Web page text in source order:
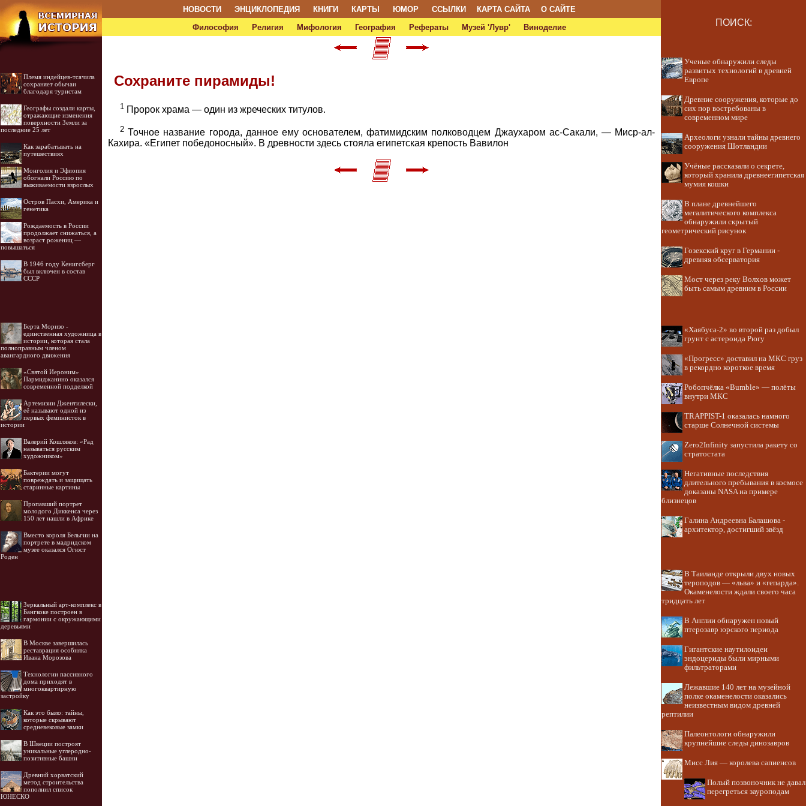
НОВОСТИ ЭНЦИКЛОПЕДИЯ КНИГИ КАРТЫ ЮМОР ССЫЛКИ КАРТА САЙТА
О САЙТЕ
Философия
Религия Мифология География Рефераты Музей 'Лувр' Виноделие ПОИСК:
Племя индейцев-тсачила
сохраняет обычаи
благодаря туристам
Географы создали карты,
отражающие изменения
поверхности Земли за
последние 25 лет
Как зарабатывать на
путешествиях
Монголия и Эфиопия
обогнали Россию по
выживаемости взрослых
Остров Пасхи, Америка и
генетика
Рождаемость в России
продолжает снижаться, а
возраст рожениц —
повышаться
В 1946 году Кенигсберг
был включен в состав
СССР
Берта Моризо -
единственная художница в
истории, которая стала
полноправным членом
авангардного движения
«Святой Иероним»
Пармиджанино оказался
современной подделкой
Артемизии Джентилески,
её называют одной из
первых феминисток в
истории
Валерий Кошляков: «Рад
называться русским
художником»
Бактерии могут
повреждать и защищать
старинные картины
Пропавший портрет
молодого Диккенса через
150 лет нашли в Африке
Вместо короля Бельгии на
портрете в мадридском
музее оказался Огюст
Роден
Зеркальный арт-комплекс в
Бангкоке построен в
гармонии с окружающими
деревьями
В Москве завершилась
реставрация особняка
Ивана Морозова
Технологии пассивного
дома приходят в
многоквартирную
застройку
Как это было: тайны,
которые скрывают
средневековые замки
В Швеции построят
уникальные углеродно-
позитивные башни
Древний хорватский
метод строительства
пополнил список
ЮНЕСКО
Сохраните пирамиды!
1 Пророк храма — один из жреческих титулов.
2 Точное название города, данное ему основателем, фатимидским полководцем Джаухаром ас-Сакали, — Миср-ал-
Кахира. «Египет победоносный». В древности здесь стояла египетская крепость Вавилон
Ученые обнаружили следы
развитых технологий в древней
Европе
Древние сооружения, которые до
сих пор востребованы в
современном мире
Археологи узнали тайны древнего
сооружения Шотландии
Учёные рассказали о секрете,
который хранила древнеегипетская
мумия кошки
В плане древнейшего
мегалитического комплекса
обнаружили скрытый
геометрический рисунок
Гозекский круг в Германии -
древняя обсерватория
Мост через реку Волхов может
быть самым древним в России
«Хаябуса-2» во второй раз добыл
грунт с астероида Рюгу
«Прогресс» доставил на МКС груз
в рекордно короткое время
Робопчёлка «Bumble» — полёты
внутри МКС
TRAPPIST-1 оказалась намного
старше Солнечной системы
Zero2Infinity запустила ракету со
стратостата
Негативные последствия
длительного пребывания в космосе
доказаны NASA на примере
близнецов
Галина Андреевна Балашова -
архитектор, достигший звёзд
В Таиланде открыли двух новых
тероподов — «льва» и «гепарда».
Окаменелости ждали своего часа
тридцать лет
В Англии обнаружен новый
птерозавр юрского периода
Гигантские наутилоидеи
эндоцериды были мирными
фильтраторами
Лежавшие 140 лет на музейной
полке окаменелости оказались
неизвестным видом древней
рептилии
Палеонтологи обнаружили
крупнейшие следы динозавров
Мисс Лия — королева сапиенсов
Полый позвоночник не давал
перегреться зауроподам